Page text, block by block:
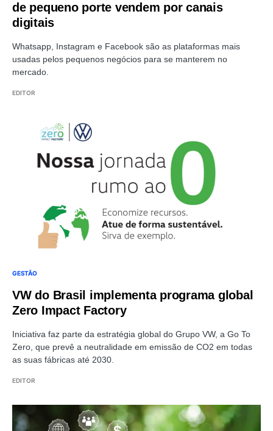
de pequeno porte vendem por canais
digitais
Whatsapp, Instagram e Facebook são as plataformas mais
usadas pelos pequenos negócios para se manterem no
mercado.
EDITOR
GESTÃO
VW do Brasil implementa programa global
Zero Impact Factory
Iniciativa faz parte da estratégia global do Grupo VW, a Go To
Zero, que prevê a neutralidade em emissão de CO2 em todas
as suas fábricas até 2030.
EDITOR